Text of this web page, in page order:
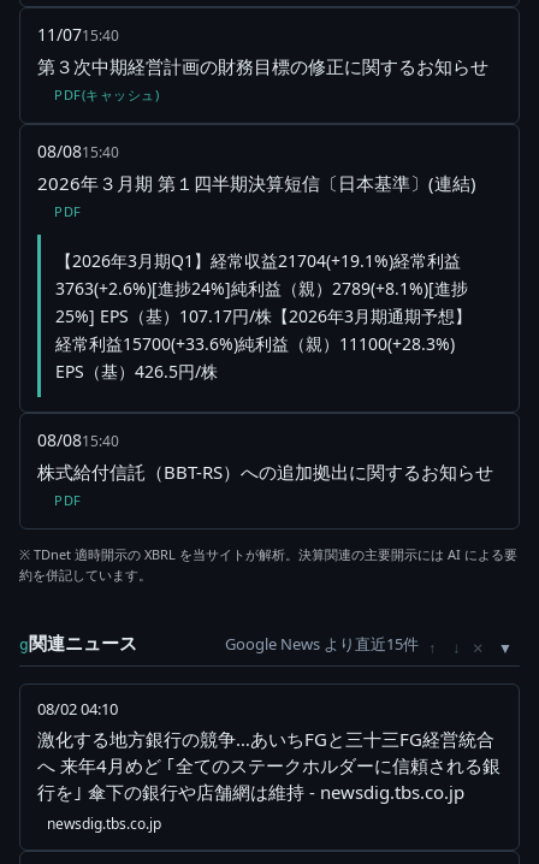
11/0715:40
第３次中期経営計画の財務目標の修正に関するお知らせ
PDF(キャッシュ)
08/0815:40
2026年３月期 第１四半期決算短信〔日本基準〕(連結)
PDF
【2026年3月期Q1】経常収益21704(+19.1%)経常利益
3763(+2.6%)[進捗24%]純利益（親）2789(+8.1%)[進捗
25%] EPS（基）107.17円/株【2026年3月期通期予想】
経常利益15700(+33.6%)純利益（親）11100(+28.3%)
EPS（基）426.5円/株
08/0815:40
株式給付信託（BBT-RS）への追加拠出に関するお知らせ
PDF
※ TDnet 適時開示の XBRL を当サイトが解析。決算関連の主要開示には AI による要
約を併記しています。
g関連ニュース Google News より直近15件 ↑ ↓ ×
08/02 04:10
激化する地方銀行の競争…あいちFGと三十三FG経営統合
へ 来年4月めど ｢全てのステークホルダーに信頼される銀
行を｣ 傘下の銀行や店舗網は維持 - newsdig.tbs.co.jp
newsdig.tbs.co.jp